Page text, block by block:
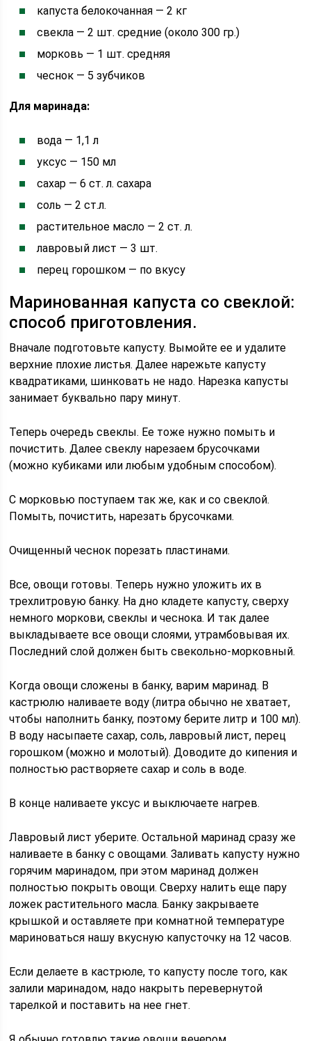
капуста белокочанная — 2 кг
свекла — 2 шт. средние (около 300 гр.)
морковь — 1 шт. средняя
чеснок — 5 зубчиков
Для маринада:
вода — 1,1 л
уксус — 150 мл
сахар — 6 ст. л. сахара
соль — 2 ст.л.
растительное масло — 2 ст. л.
лавровый лист — 3 шт.
перец горошком — по вкусу
Маринованная капуста со свеклой:
способ приготовления.
Вначале подготовьте капусту. Вымойте ее и удалите
верхние плохие листья. Далее нарежьте капусту
квадратиками, шинковать не надо. Нарезка капусты
занимает буквально пару минут.
Теперь очередь свеклы. Ее тоже нужно помыть и
почистить. Далее свеклу нарезаем брусочками
(можно кубиками или любым удобным способом).
С морковью поступаем так же, как и со свеклой.
Помыть, почистить, нарезать брусочками.
Очищенный чеснок порезать пластинами.
Все, овощи готовы. Теперь нужно уложить их в
трехлитровую банку. На дно кладете капусту, сверху
немного моркови, свеклы и чеснока. И так далее
выкладываете все овощи слоями, утрамбовывая их.
Последний слой должен быть свекольно-морковный.
Когда овощи сложены в банку, варим маринад. В
кастрюлю наливаете воду (литра обычно не хватает,
чтобы наполнить банку, поэтому берите литр и 100 мл).
В воду насыпаете сахар, соль, лавровый лист, перец
горошком (можно и молотый). Доводите до кипения и
полностью растворяете сахар и соль в воде.
В конце наливаете уксус и выключаете нагрев.
Лавровый лист уберите. Остальной маринад сразу же
наливаете в банку с овощами. Заливать капусту нужно
горячим маринадом, при этом маринад должен
полностью покрыть овощи. Сверху налить еще пару
ложек растительного масла. Банку закрываете
крышкой и оставляете при комнатной температуре
мариноваться нашу вкусную капусточку на 12 часов.
Если делаете в кастрюле, то капусту после того, как
залили маринадом, надо накрыть перевернутой
тарелкой и поставить на нее гнет.